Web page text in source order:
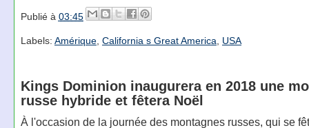
Publié à 03:45
Labels: Amérique, California s Great America USA
Kings Dominion inaugurera en 2018 une
russe hybride et fêtera Noël
À l'occasion de la journée des montagnes russes, qui se